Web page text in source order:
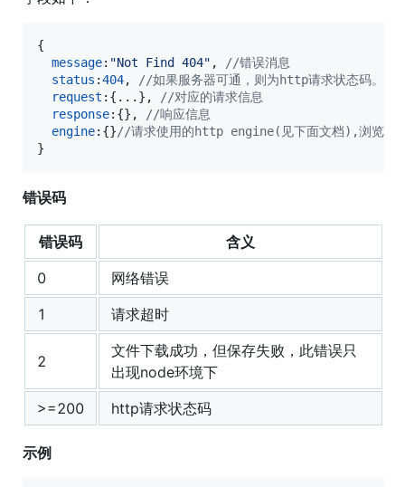
{
message: "Not Find 404" ,
//错误消息
status :404,
//如果服务器可通，则为http请求状态码。网
request : { ... } ,
//对应的请求信息
response: {} ,
//响应信息
engine: {}//请求使用的http engine(见下面文档),浏览器
}
错误码
错误码
含义
0
网络错误
1
请求超时
2
文件下载成功，但保存失败，此错误只
出现node环境下
>=200
http请求状态码
示例